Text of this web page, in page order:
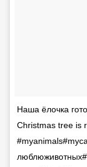
Наша ёлочка
Christmas tree is